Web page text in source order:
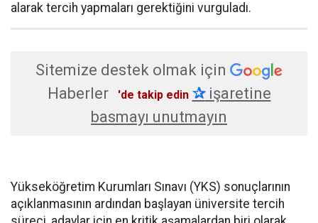
alarak tercih yapmaları gerektiğini vurguladı.
Sitemize destek olmak için
Haberler
'de takip edin ✰işaretine
basmayı unutmayın
Yükseköğretim Kurumları Sınavı (YKS) sonuçlarının
açıklanmasının ardından başlayan üniversite tercih